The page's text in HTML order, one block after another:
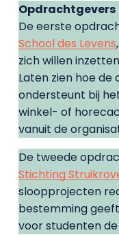
Opdrachtgevers
De eerste
School des Levens
zich willen
Laten zien hoe de
ondersteunt bij
winkel- of
vanuit de
De tweede
Stichting
sloopprojecten
bestemming
voor studenten